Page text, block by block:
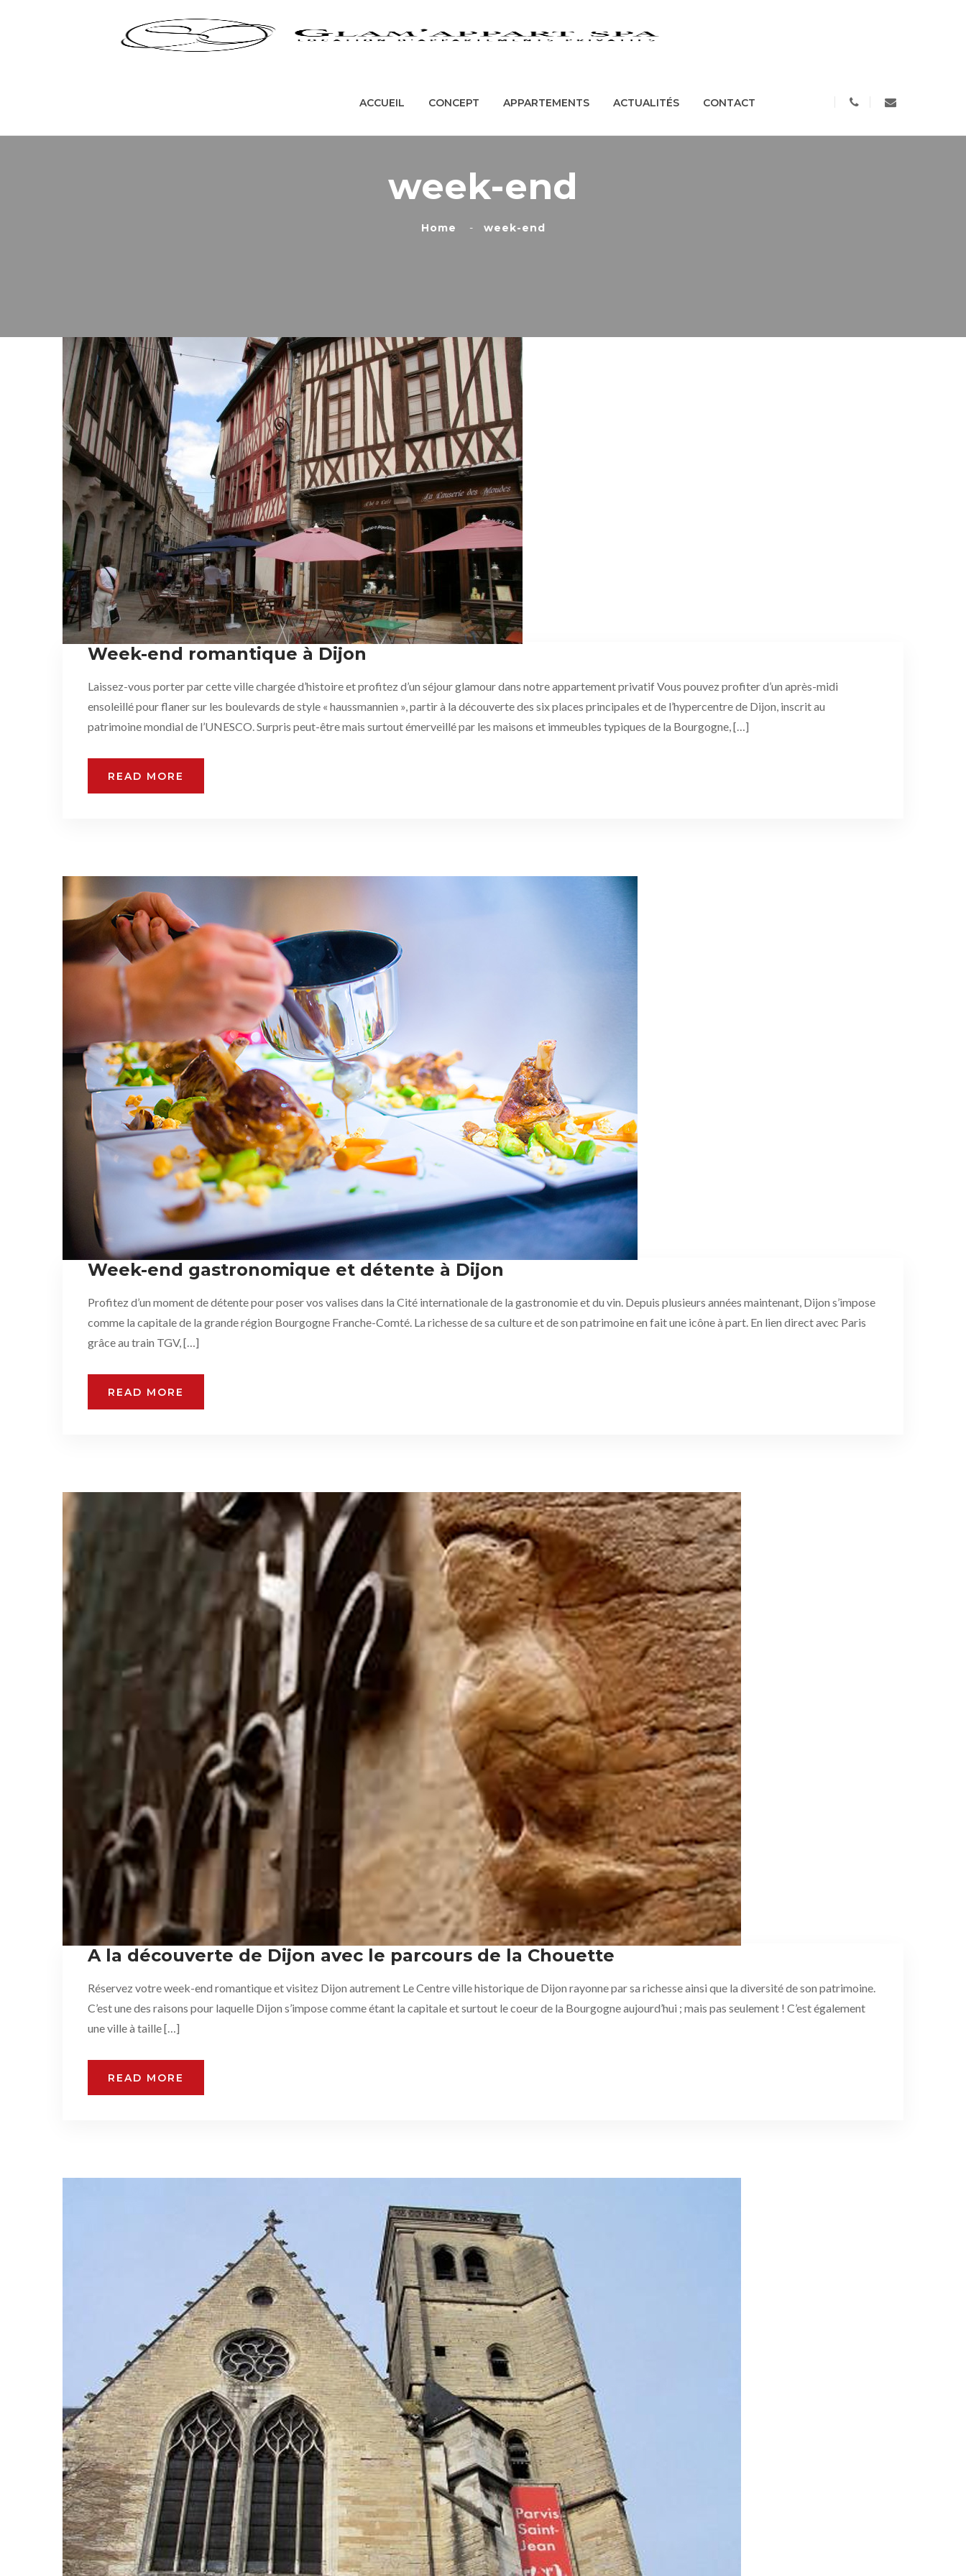
ACCUEIL CONCEPT APPARTEMENTS
ACCUEIL CONCEPT APPARTEMENTS ACTUALITÉS CONTACT
week-end
Home week-end
Week-end romantique à Dijon
Laissez-vous porter par cette ville chargée d’histoire et profitez d’un séjour glamour dans notre appartement privatif Vous pouvez profiter d’un après-midi
ensoleillé pour flaner sur les boulevards de style « haussmannien », partir à la découverte des six places principales et de l’hypercentre de Dijon, inscrit au
patrimoine mondial de l’UNESCO. Surpris peut-être mais surtout émerveillé par les maisons et immeubles typiques de la Bourgogne, […]
READ MORE
Week-end gastronomique et détente à Dijon
Profitez d’un moment de détente pour poser vos valises dans la Cité internationale de la gastronomie et du vin. Depuis plusieurs années maintenant, Dijon s’impose
comme la capitale de la grande région Bourgogne Franche-Comté. La richesse de sa culture et de son patrimoine en fait une icône à part. En lien direct avec Paris
grâce au train TGV, […]
READ MORE
A la découverte de Dijon avec le parcours de la Chouette
Réservez votre week-end romantique et visitez Dijon autrement Le Centre ville historique de Dijon rayonne par sa richesse ainsi que la diversité de son patrimoine.
C’est une des raisons pour laquelle Dijon s’impose comme étant la capitale et surtout le coeur de la Bourgogne aujourd’hui ; mais pas seulement ! C’est également
une ville à taille […]
READ MORE